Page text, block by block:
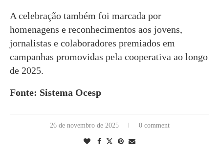
A celebração também foi marcada por
homenagens e reconhecimentos aos jovens,
jornalistas e colaboradores premiados em
campanhas promovidas pela cooperativa ao longo
de 2025.
Fonte: Sistema Ocesp
26 de novembro de 2025 0 comment